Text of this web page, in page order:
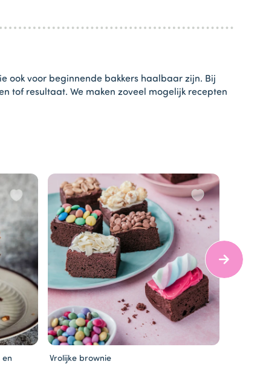
ook voor beginnende bakkers haalbaar zijn. Bij
tof resultaat. We maken zoveel mogelijk recepten
en
Vrolijke brownie